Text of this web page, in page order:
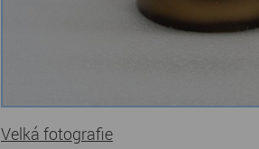
Velká fotografie